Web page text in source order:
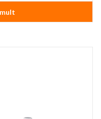
lei.
este: